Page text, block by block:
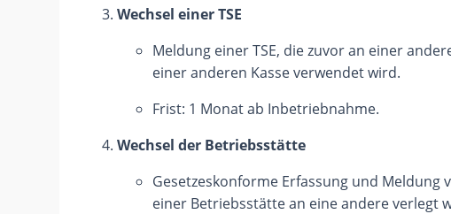
Wechsel einer TSE
Meldung einer TSE, die zuvor an einer
einer anderen Kasse verwendet wird.
Frist: 1 Monat ab Inbetriebnahme.
Wechsel der Betriebsstätte
Gesetzeskonforme Erfassung und Meldung
einer Betriebsstätte an eine andere verlegt